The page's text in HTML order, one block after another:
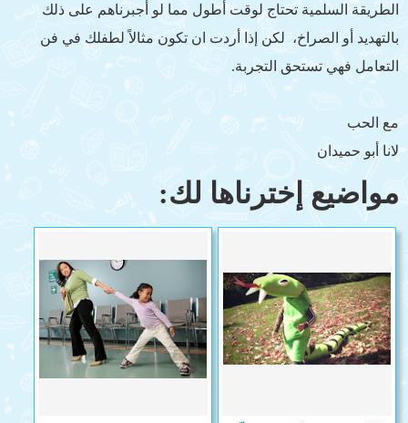
الطريقة السلمية تحتاج لوقت أطول مما لو أجبرناهم على ذلك
بالتهديد أو الصراخ، لكن إذا أردت ان تكون مثالاً لطفلك في فن
التعامل فهي تستحق التجربة.
مع الحب
لانا أبو حميدان
مواضيع إخترناها لك: